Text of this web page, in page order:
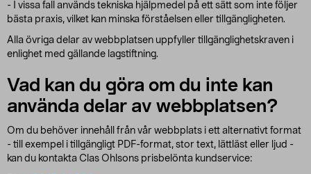
- I vissa fall används tekniska hjälpmedel på ett sätt som inte följer
bästa praxis, vilket kan minska förståelsen eller tillgängligheten.
Alla övriga delar av webbplatsen uppfyller tillgänglighetskraven i
enlighet med gällande lagstiftning.
Vad kan du göra om du inte kan
använda delar av webbplatsen?
Om du behöver innehåll från vår webbplats i ett alternativt format
- till exempel i tillgängligt PDF-format, stor text, lättläst eller ljud -
kan du kontakta Clas Ohlsons prisbelönta kundservice: